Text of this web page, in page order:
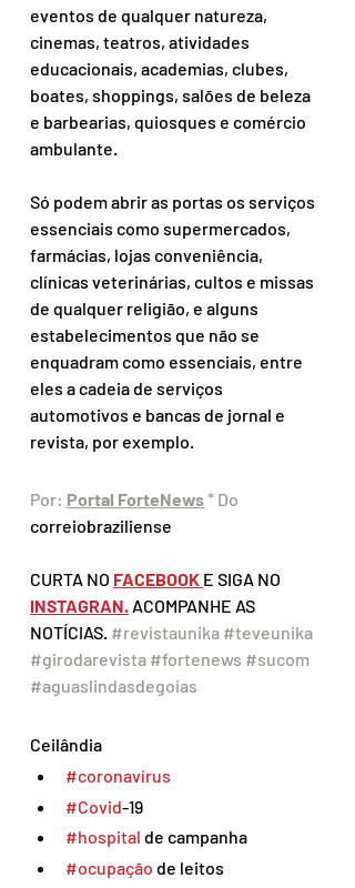
eventos de qualquer natureza,
cinemas, teatros, atividades
educacionais, academias, clubes,
boates, shoppings, salões de beleza
e barbearias, quiosques e comércio
ambulante.
Só podem abrir as portas os serviços
essenciais como supermercados,
farmácias, lojas conveniência,
clínicas veterinárias, cultos e missas
de qualquer religião, e alguns
estabelecimentos que não se
enquadram como essenciais, entre
eles a cadeia de serviços
automotivos e bancas de jornal e
revista, por exemplo.
Por: Portal ForteNews * Do
correiobraziliense
CURTA NO FACEBOOK E SIGA NO
INSTAGRAN. ACOMPANHE AS
NOTÍCIAS. #revistaunika #teveunika
#girodarevista #fortenews #sucom
#aguaslindasdegoias
Ceilândia
#coronavírus
#Covid-19
#hospital de campanha
#ocupação de leitos